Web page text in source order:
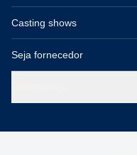
Casting shows
Seja fornecedor